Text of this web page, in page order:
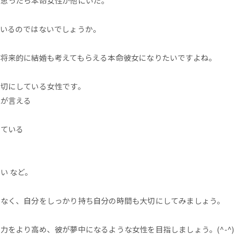
るのではないでしょうか。
来的に結婚も考えてもらえる本命彼女になりたいですよね。
にしている女性です。
言える
いる
など。
く、自分をしっかり持ち自分の時間も大切にしてみましょう。
をより高め、彼が夢中になるような女性を目指しましょう。(^-^)